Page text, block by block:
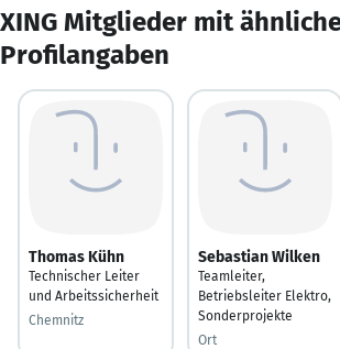
XING Mitglieder mit
Profilangaben
Thomas Kühn
Technischer Leiter
und Arbeitssicherheit
Chemnitz
Sebastian Wilken
Teamleiter,
Betriebsleiter Elektro,
Sonderprojekte
Ort